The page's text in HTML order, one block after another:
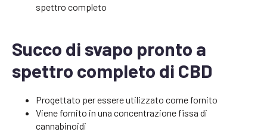
spettro completo
Succo di svapo pronto a
spettro completo di CBD
Progettato per essere utilizzato come fornito
Viene fornito in una concentrazione fissa di
cannabinoidi